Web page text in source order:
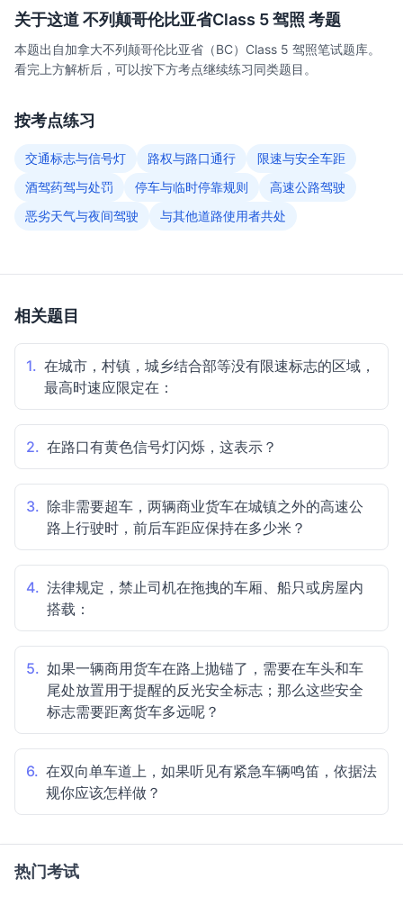
关于这道 不列颠哥伦比亚省Class 5 驾照 考题
本题出自加拿大不列颠哥伦比亚省（BC）Class 5 驾照笔试题库。
看完上方解析后，可以按下方考点继续练习同类题目。
按考点练习
交通标志与信号灯 路权与路口通行
限速与安全车距
酒驾药驾与处罚
停车与临时停靠规则
高速公路驾驶
恶劣天气与夜间驾驶
与其他道路使用者共处
相关题目
1. 在城市，村镇，城乡结合部等没有限速标志的区域，
最高时速应限定在：
2. 在路口有黄色信号灯闪烁，这表示？
3. 除非需要超车，两辆商业货车在城镇之外的高速公
路上行驶时，前后车距应保持在多少米？
4. 法律规定，禁止司机在拖拽的车厢、船只或房屋内
搭载：
5. 如果一辆商用货车在路上抛锚了，需要在车头和车
尾处放置用于提醒的反光安全标志；那么这些安全
标志需要距离货车多远呢？
6. 在双向单车道上，如果听见有紧急车辆鸣笛，依据法
规你应该怎样做？
热门考试